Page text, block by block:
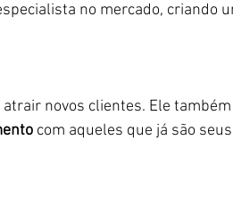
no mercado, criando
novos clientes. Ele
com aqueles que já são